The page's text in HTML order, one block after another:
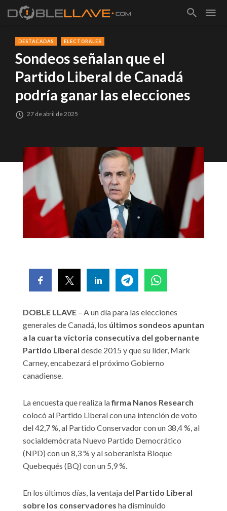
DESTACADAS ELECTORALES
Sondeos señalan que el
Partido Liberal de Canadá
podría ganar las elecciones
27 de abril de 2025
DOBLE LLAVE – A un día para las elecciones
generales de Canadá, los últimos sondeos apuntan
a la cuarta victoria consecutiva del gobernante
Partido Liberal desde 2015 y que su líder, Mark
Carney, encabezará el próximo Gobierno
canadiense.
La encuesta que realiza lafirma Nanos Research
colocó al Partido Liberal con una intención de voto
del 42,7 %, al Partido Conservador con un 38,4 %, al
socialdemócrata Nuevo Partido Democrático
(NPD) con un 8,3 % y al soberanista Bloque
Quebequés (BQ) con un 5,9 %.
En los últimos días, la ventaja del Partido Liberal
sobre los conservadores ha disminuido